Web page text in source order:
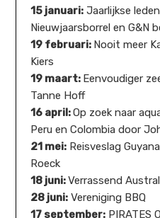
15 januari: Jaarlijkse
Nieuwjaarsborrel en G&N
19 februari: Nooit meer
Kiers
19 maart: Eenvoudiger
Tanne Hoff
16 april:Op zoek naar
Peru en Colombia door
21 mei: Reisveslag
Roeck
18 juni:Verrassend
28 juni: Vereniging BBQ
17 september: PIRATES